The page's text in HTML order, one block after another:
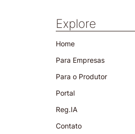
Explore
Home
Para Empresas
Para o Produtor
Portal
Reg.IA
Contato